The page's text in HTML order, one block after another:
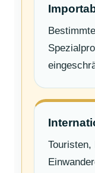
Touristen,